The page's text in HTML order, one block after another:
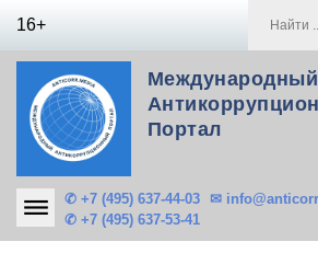
16+
Международный
Портал
✆ +7 (495) 637-44-03
✆ +7 (495) 637-53-41
✉